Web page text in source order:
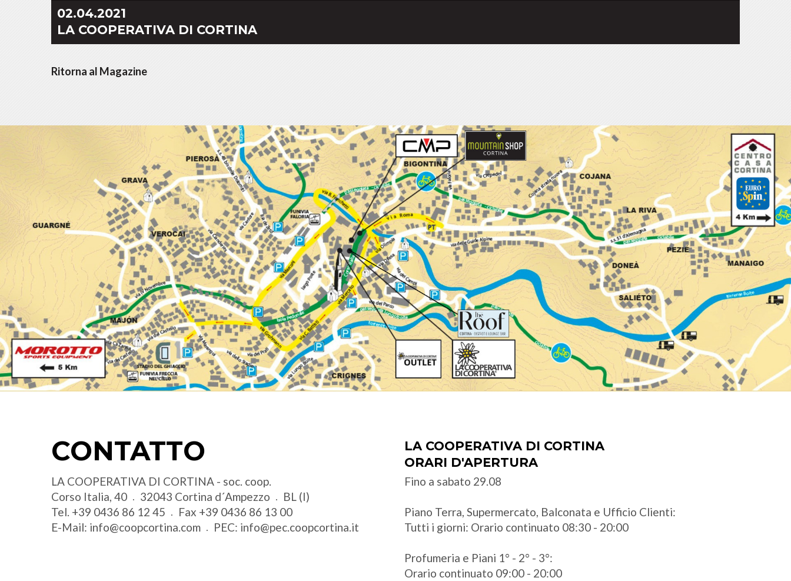
02.04.2021
LA COOPERATIVA DI CORTINA
Ritorna al Magazine
CONTATTO
LA COOPERATIVA DI CORTINA - soc. coop.
Corso Italia, 40
32043 Cortina d´Ampezzo
BL (I)
Tel. +39 0436 86 12 45 Fax +39 0436 86 13 00
E-Mail: info@coopcortina.com PEC: info@pec.coopcortina.it
LA COOPERATIVA DI CORTINA
ORARI D'APERTURA
Fino a sabato 29.08
Piano Terra, Supermercato, Balconata e Ufficio Clienti:
Tutti i giorni: Orario continuato 08:30 - 20:00
Profumeria e Piani 1° - 2° - 3°:
Orario continuato 09:00 - 20:00